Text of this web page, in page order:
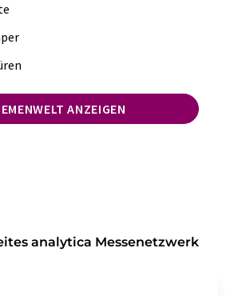
ANZEIGEN
analytica Messenetzwerk